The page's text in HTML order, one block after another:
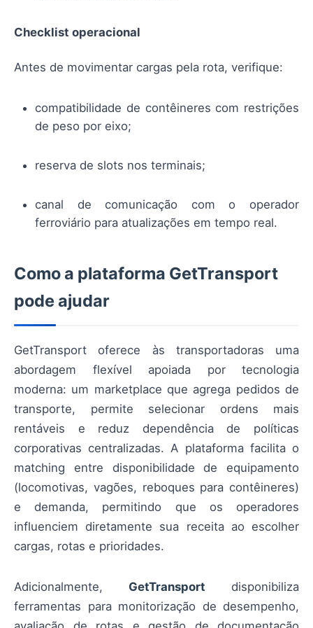
Checklist operacional
Antes de movimentar cargas pela rota, verifique:
compatibilidade de contêineres com restrições
de peso por eixo;
reserva de slots nos terminais;
canal de comunicação com o operador
ferroviário para atualizações em tempo real.
Como a plataforma GetTransport
pode ajudar
GetTransport oferece às transportadoras uma
abordagem flexível apoiada por tecnologia
moderna: um marketplace que agrega pedidos de
transporte, permite selecionar ordens mais
rentáveis e reduz dependência de políticas
corporativas centralizadas. A plataforma facilita o
matching entre disponibilidade de equipamento
(locomotivas, vagões, reboques para contêineres)
e demanda, permitindo que os operadores
influenciem diretamente sua receita ao escolher
cargas, rotas e prioridades.
Adicionalmente, GetTransport disponibiliza
ferramentas para monitorização de desempenho,